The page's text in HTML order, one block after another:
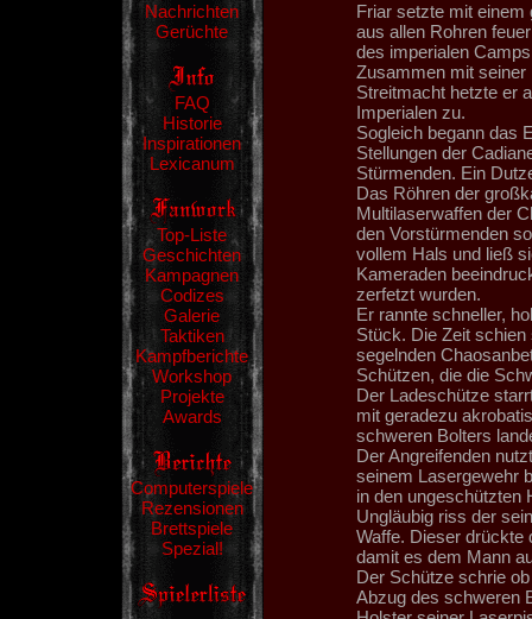
Nachrichten
Gerüchte
FAQ
Historie
Inspirationen
Lexicanum
Top-Liste
Geschichten
Kampagnen
Codizes
Galerie
Taktiken
Kampfberichte
Workshop
Projekte
Awards
Computerspiele
Rezensionen
Brettspiele
Spezial!
Friar setzte mit einem
aus allen Rohren
des imperialen
Zusammen mit seiner
Streitmacht hetzte er
Imperialen zu.
Sogleich begann das
Stellungen der
Stürmenden. Ein
Das Röhren der
Multilaserwaffen der
den Vorstürmenden
vollem Hals und ließ
Kameraden
zerfetzt wurden.
Er rannte schneller,
Stück. Die Zeit
segelnden
Schützen, die die
Der Ladeschütze
mit geradezu
schweren Bolters
Der Angreifenden
seinem Lasergewehr
in den ungeschützten
Ungläubig riss der
Waffe. Dieser drückte
damit es dem Mann
Der Schütze schrie
Abzug des schweren